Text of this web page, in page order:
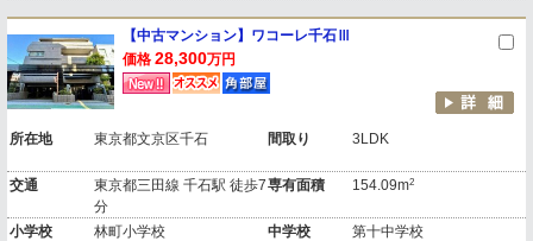
【中古マンション】ワコーレ千石Ⅲ
価格 28,300万円
所在地 東京都文京区千石 間取り 3LDK
交通
東京都三田線 千石駅 徒歩7
分
専有面積 154.09m2
小学校 林町小学校 中学校 第十中学校